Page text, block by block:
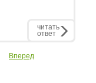
читать
ответ
Вперед